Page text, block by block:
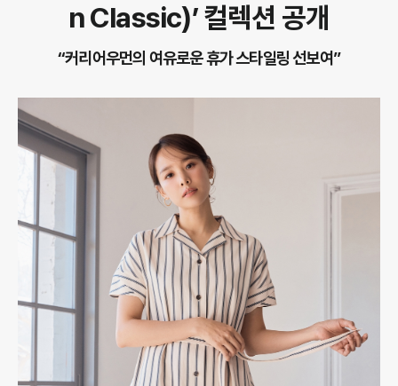
n Classic)’ 컬렉션 공개
“커리어우먼의 여유로운 휴가 스타일링 선보여”